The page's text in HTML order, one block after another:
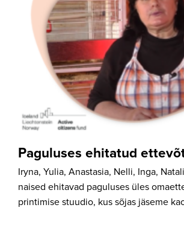
Paguluses ehitatud
Iryna, Yulia, Anastasia, Nelli, Inga,
naised ehitavad paguluses üles
printimise stuudio, kus sõjas jäseme